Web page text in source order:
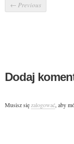
← Previous
Dodaj
Musisz sięzalogować, aby